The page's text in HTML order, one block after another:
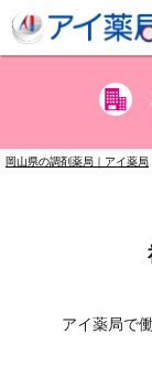
岡山県の調剤薬局｜アイ薬局
アイ薬局で